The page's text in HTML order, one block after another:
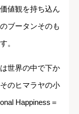
値観を持ち込ん
ブータンそのも
。
世界の中で下か
のヒマラヤの小
Happiness＝